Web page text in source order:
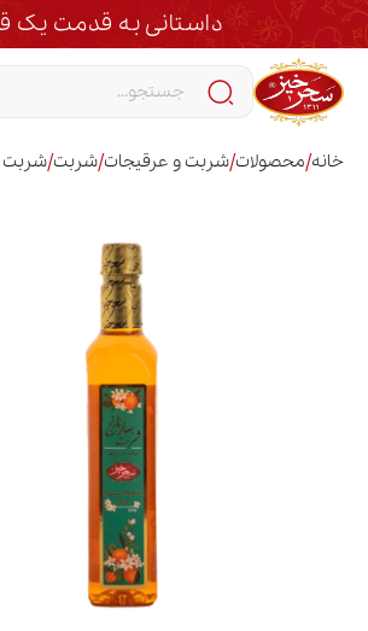
داستانی به قدمت یک
خانه/محصولات/شربت و عرقیجات/شربت/شربت